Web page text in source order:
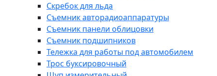
Скребок для льда
Съемник авторадиоаппаратуры
Съемник панели облицовки
Съемник подшипников
Тележка для работы под автомобилем
Трос буксировочный